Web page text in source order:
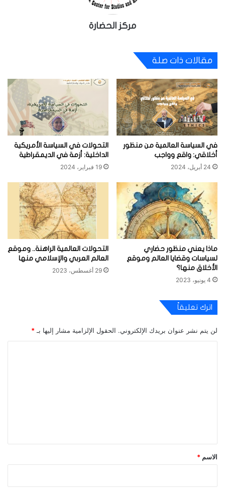
مركز الحضارة
مقالات ذات صلة
في السياسة العالمية من منظور
أخلاقي: واقع وواجب
24 أبريل، 2024
التحولات في السياسة الأمريكية
الداخلية: أزمة في الديمقراطية
19 فبراير، 2024
ماذا يعني منظور حضاري
لسياسات وقضايا العالم وموقع
الأخلاق منها؟
4 يونيو، 2023
التحولات العالمية الراهنة.. وموقع
العالم العربي والإسلامي منها
29 أغسطس، 2023
اترك تعليقاً
لن يتم نشر عنوان بريدك الإلكتروني. الحقول الإلزامية مشار إليها بـ *
*
الاسم *